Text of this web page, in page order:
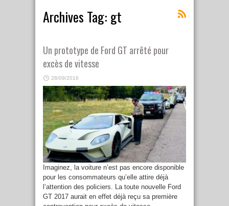
Archives Tag: gt
Un prototype de Ford GT arrêté pour
excès de vitesse
28/09/2016
Imaginez, la voiture n’est pas encore disponible
pour les consommateurs qu’elle attire déjà
l’attention des policiers. La toute nouvelle Ford
GT 2017 aurait en effet déjà reçu sa première